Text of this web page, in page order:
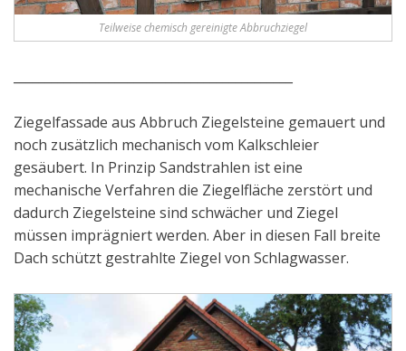
Teilweise chemisch gereinigte Abbruchziegel
Ziegelfassade aus Abbruch Ziegelsteine gemauert und
noch zusätzlich mechanisch vom Kalkschleier
gesäubert. In Prinzip Sandstrahlen ist eine
mechanische Verfahren die Ziegelfläche zerstört und
dadurch Ziegelsteine sind schwächer und Ziegel
müssen imprägniert werden. Aber in diesen Fall breite
Dach schützt gestrahlte Ziegel von Schlagwasser.